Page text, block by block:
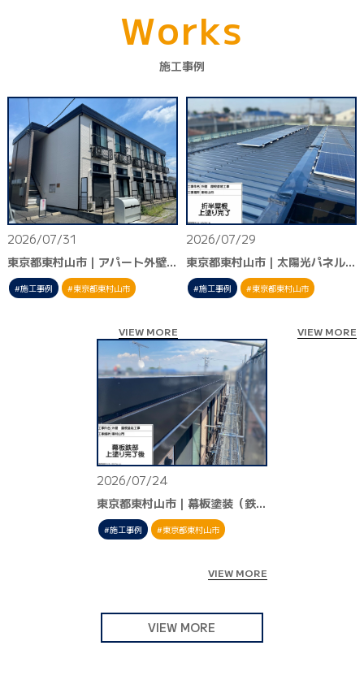
Works
施工事例
2026/07/31
東京都東村山市｜アパート外壁塗装
施工事例 東京都東村山市
VIEW MORE
2026/07/29
東京都東村山市｜太陽光パネル付き折半屋根塗装
施工事例 東京都東村山市
VIEW MORE
2026/07/24
東京都東村山市｜幕板塗装（鉄部付帯）
施工事例 東京都東村山市
VIEW MORE
VIEW MORE